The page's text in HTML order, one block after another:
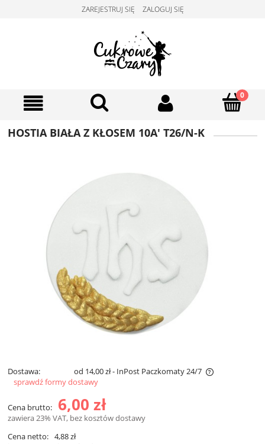
ZAREJESTRUJ SIĘ ZALOGUJ SIĘ
HOSTIA BIAŁA Z KŁOSEM 10A' T26/N-K
Dostawa: od 14,00 zł- InPost Paczkomaty 24/7
Cena nie zawiera ewentualnych kosztów płatności
sprawdź formy dostawy
Cena brutto: 6,00 zł
zawiera 23% VAT, bez kosztów dostawy
Cena netto: 4,88 zł